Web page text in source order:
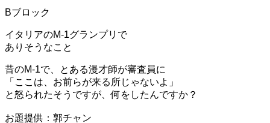
Bブロック
イタリアのM-1グランプリで
ありそうなこと
昔のM-1で、とある漫才師が審査員に
「ここは、お前らが来る所じゃないよ」
と怒られたそうですが、何をしたんですか？
お題提供：郭チャン